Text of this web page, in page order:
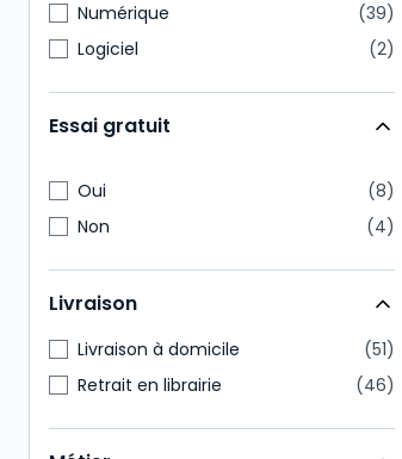
Numérique
39
Logiciel
2
Essai gratuit
Oui
8
Non
4
Livraison
Livraison à domicile
51
Retrait en librairie
46